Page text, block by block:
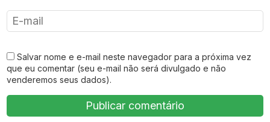
Salvar nome e e-mail neste navegador para a próxima vez
que eu comentar (seu e-mail não será divulgado e não
venderemos seus dados).